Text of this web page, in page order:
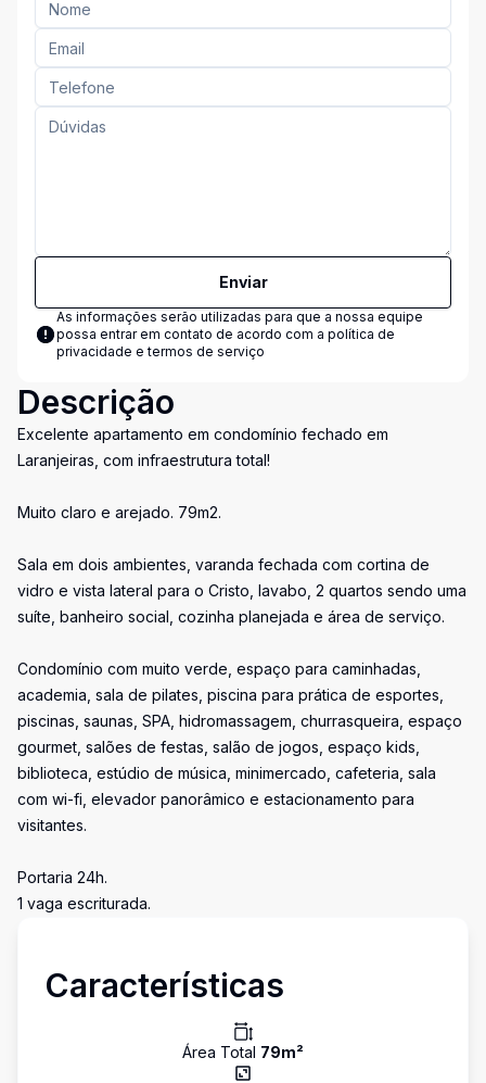
Enviar
As informações serão utilizadas para que a nossa equipe
possa entrar em contato de acordo com a política de
privacidade e termos de serviço
Descrição
Excelente apartamento em condomínio fechado em
Laranjeiras, com infraestrutura total!
Muito claro e arejado. 79m2.
Sala em dois ambientes, varanda fechada com cortina de
vidro e vista lateral para o Cristo, lavabo, 2 quartos sendo uma
suíte, banheiro social, cozinha planejada e área de serviço.
Condomínio com muito verde, espaço para caminhadas,
academia, sala de pilates, piscina para prática de esportes,
piscinas, saunas, SPA, hidromassagem, churrasqueira, espaço
gourmet, salões de festas, salão de jogos, espaço kids,
biblioteca, estúdio de música, minimercado, cafeteria, sala
com wi-fi, elevador panorâmico e estacionamento para
visitantes.
Portaria 24h.
1 vaga escriturada.
Características
Área Total 79m²